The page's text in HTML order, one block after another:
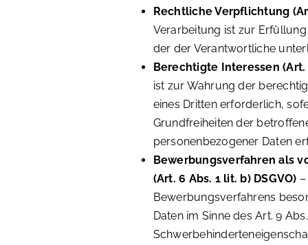
Rechtliche Verpflichtung
Verarbeitung ist zur
der der Verantwortliche
Berechtigte Interessen (Art.
ist zur Wahrung der
eines Dritten erforderlich,
Grundfreiheiten der
personenbezogener Daten
Bewerbungsverfahren als
(Art. 6 Abs. 1 lit. b) DSGVO)
Bewerbungsverfahrens
Daten im Sinne des Art. 9